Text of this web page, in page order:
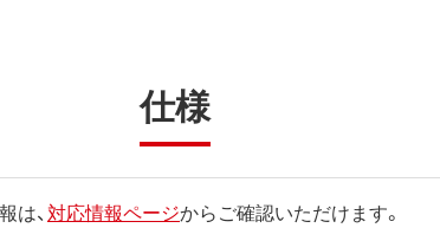
仕様
は、対応情報ページからご確認いただけます。